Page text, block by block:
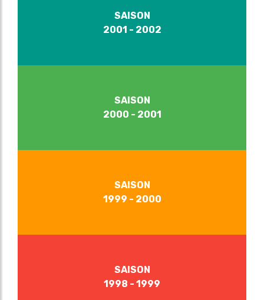
SAISON
2001 - 2002
SAISON
2000 - 2001
SAISON
1999 - 2000
SAISON
1998 - 1999